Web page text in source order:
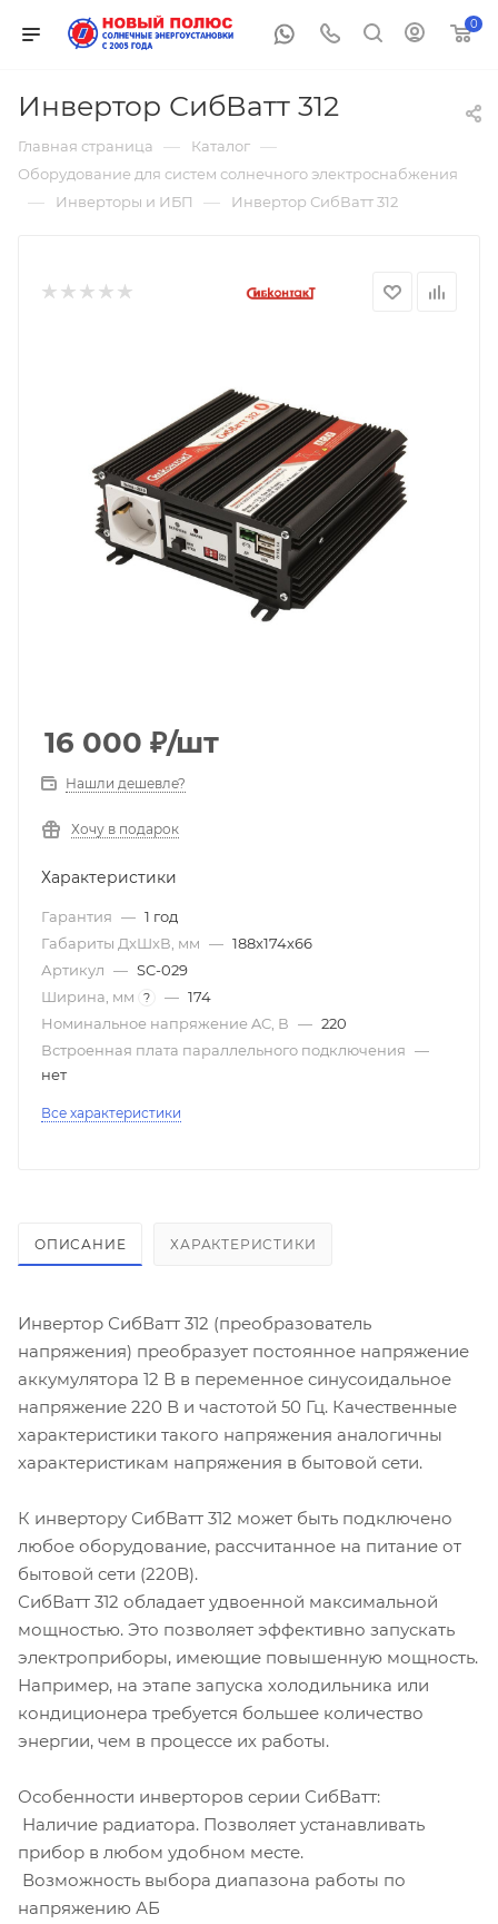
0
Инвертор СибВатт 312
Главная страница — Каталог —
Оборудование для систем солнечного электроснабжения
— Инверторы и ИБП — Инвертор СибВатт 312
16 000 ₽/шт
Нашли дешевле?
Хочу в подарок
Характеристики
Гарантия — 1 год
Габариты ДxШxВ, мм — 188x174x66
Артикул — SC-029
Ширина, мм
? — 174
Номинальное напряжение AC, В — 220
Встроенная плата параллельного подключения —
нет
Все характеристики
ОПИСАНИЕ ХАРАКТЕРИСТИКИ
Инвертор СибВатт 312 (преобразователь
напряжения) преобразует постоянное напряжение
аккумулятора 12 В в переменное синусоидальное
напряжение 220 В и частотой 50 Гц. Качественные
характеристики такого напряжения аналогичны
характеристикам напряжения в бытовой сети.
К инвертору СибВатт 312 может быть подключено
любое оборудование, рассчитанное на питание от
бытовой сети (220В).
СибВатт 312 обладает удвоенной максимальной
мощностью. Это позволяет эффективно запускать
электроприборы, имеющие повышенную мощность.
Например, на этапе запуска холодильника или
кондиционера требуется большее количество
энергии, чем в процессе их работы.
Особенности инверторов серии СибВатт:
Наличие радиатора. Позволяет устанавливать
прибор в любом удобном месте.
Возможность выбора диапазона работы по
напряжению АБ